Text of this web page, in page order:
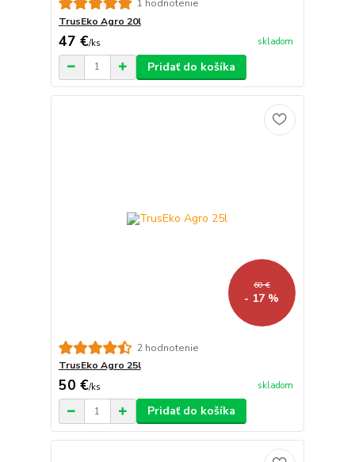
1 hodnotenie
TrusEko Agro 20l
47 €/ks skladom
Pridať do košíka
60 €
- 17 %
2 hodnotenie
TrusEko Agro 25l
50 €/ks skladom
Pridať do košíka